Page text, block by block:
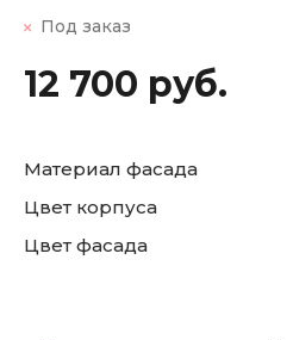
Под заказ
12 700 руб.
Материал фасада
Цвет корпуса
Цвет фасада